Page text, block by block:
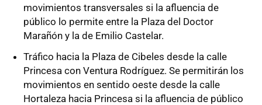
movimientos transversales si la afluencia de
público lo permite entre la Plaza del Doctor
Marañón y la de Emilio Castelar.
Tráfico hacia la Plaza de Cibeles desde la calle
Princesa con Ventura Rodríguez. Se permitirán los
movimientos en sentido oeste desde la calle
Hortaleza hacia Princesa si la afluencia de público